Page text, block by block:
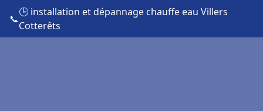
📞
🕒 installation et dépannage chauffe eau Villers
Cotterêts